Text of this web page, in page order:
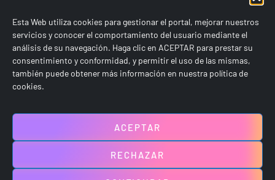
Esta Web utiliza cookies para gestionar el portal, mejorar nuestros
servicios y conocer el comportamiento del usuario mediante el
análisis de su navegación. Haga clic en ACEPTAR para prestar su
consentimiento y conformidad, y permitir el uso de las mismas,
también puede obtener más información en nuestra política de
cookies.
ACEPTAR
RECHAZAR
Códigos postales
internacionales
Consultar horarios
códigos postales
Descargar documentos
Advertencia de copyright
Advertencia de
privacidad para
contactos
Condiciones y
Advertencias del
Copyright© 2025 Rapid Express SA - Empresa de
Mensajería y Paquetería Urgente - RapidExpress.